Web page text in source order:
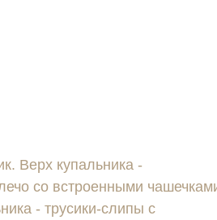
Верх купальника -
со встроенными
- трусики-слипы с